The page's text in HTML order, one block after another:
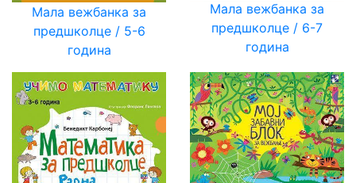
Мала вежбанка за
предшколце / 5-6
година
Мала вежбанка за
предшколце / 6-7
година